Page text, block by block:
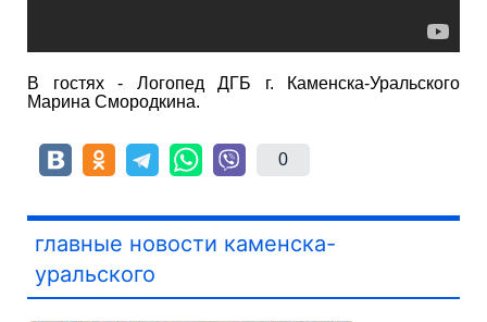
В гостях - Логопед ДГБ г. Каменска-Уральского
Марина Смородкина.
0
главные новости каменска-
уральского